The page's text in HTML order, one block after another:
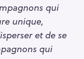
qui
unique,
et de se
qui